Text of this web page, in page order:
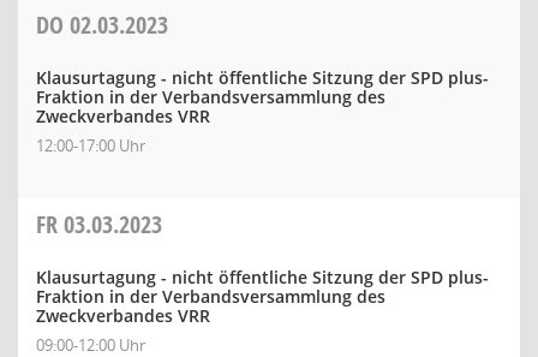
DO 02.03.2023
Klausurtagung - nicht öffentliche Sitzung der SPD plus-
Fraktion in der Verbandsversammlung des
Zweckverbandes VRR
12:00-17:00 Uhr
FR03.03.2023
Klausurtagung - nicht öffentliche Sitzung der SPD plus-
Fraktion in der Verbandsversammlung des
Zweckverbandes VRR
09:00-12:00 Uhr